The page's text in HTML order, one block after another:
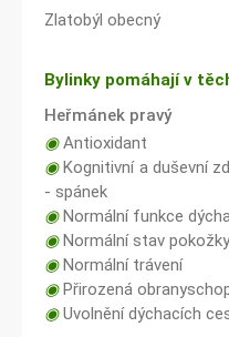
Zlatobýl obecný
Bylinky pomáhají v
Heřmánek pravý
◉Antioxidant
◉Kognitivní a duševní
- spánek
◉Normální funkce
◉Normální stav pokožky
◉Normální trávení
◉Přirozená
◉Uvolnění dýchacích